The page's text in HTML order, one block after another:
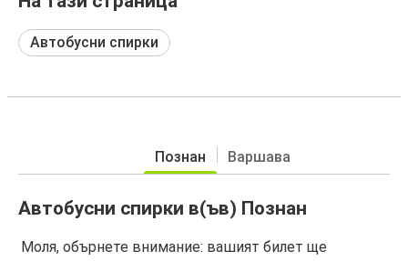
Автобусни спирки
Познан Варшава
Автобусни спирки в(ъв) Познан
Моля, обърнете внимание: вашият билет ще